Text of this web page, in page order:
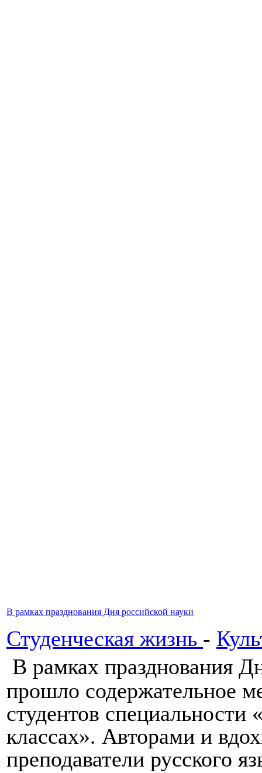
В рамках празднования Дня российской науки
Студенческая жизнь -
В рамках празднования
прошло содержательное
студентов
классах». Авторами и
преподаватели русского